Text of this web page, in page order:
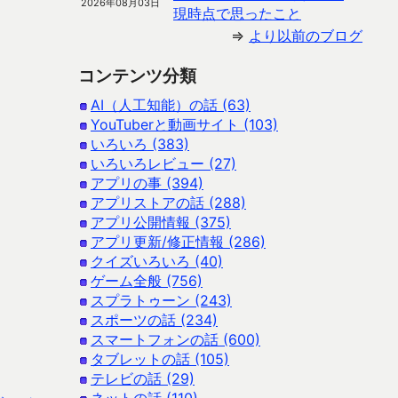
2026年08月03日
現時点で思ったこと
⇒ より以前のブログ
コンテンツ分類
AI（人工知能）の話 (63)
YouTuberと動画サイト (103)
いろいろ (383)
いろいろレビュー (27)
アプリの事 (394)
アプリストアの話 (288)
アプリ公開情報 (375)
アプリ更新/修正情報 (286)
クイズいろいろ (40)
ゲーム全般 (756)
スプラトゥーン (243)
スポーツの話 (234)
スマートフォンの話 (600)
タブレットの話 (105)
テレビの話 (29)